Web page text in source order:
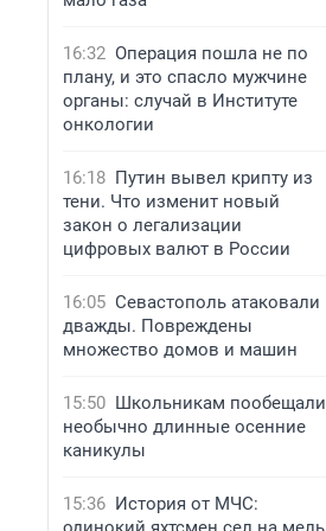
16:32 Операция пошла не по
плану, и это спасло мужчине
органы: случай в Институте
онкологии
16:18 Путин вывел крипту из
тени. Что изменит новый
закон о легализации
цифровых валют в России
16:05 Севастополь атаковали
дважды. Повреждены
множество домов и машин
15:50 Школьникам пообещали
необычно длинные осенние
каникулы
15:36 История от МЧС: